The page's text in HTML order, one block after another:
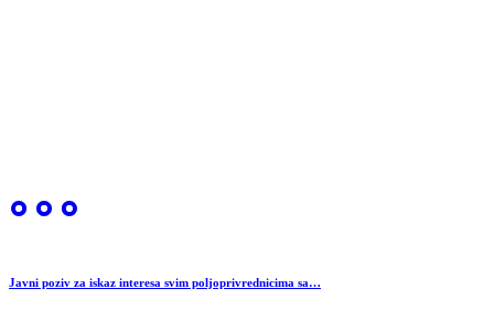
Javni poziv za iskaz interesa svim poljoprivrednicima sa…